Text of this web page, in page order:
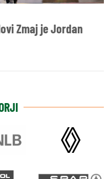
Zmaj je Jordan